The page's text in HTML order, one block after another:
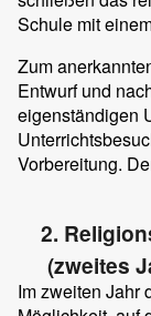
Schule mit
Zum
Entwurf und
eigenständigen
Vorbereitung.
2.
(zweites
Im zweiten Jahr